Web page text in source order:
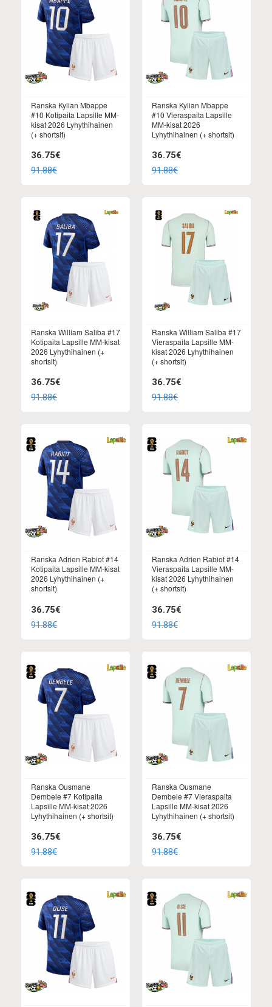
Ranska Kylian Mbappe
#10 Kotipaita Lapsille MM-
kisat 2026 Lyhythihainen
(+ shortsit)
36.75€
91.88€
Ranska Kylian Mbappe
#10 Vieraspaita Lapsille
MM-kisat 2026
Lyhythihainen (+ shortsit)
36.75€
91.88€
Ranska William Saliba #17
Kotipaita Lapsille MM-kisat
2026 Lyhythihainen (+
shortsit)
36.75€
91.88€
Ranska William Saliba #17
Vieraspaita Lapsille MM-
kisat 2026 Lyhythihainen
(+ shortsit)
36.75€
91.88€
Ranska Adrien Rabiot #14
Kotipaita Lapsille MM-kisat
2026 Lyhythihainen (+
shortsit)
36.75€
91.88€
Ranska Adrien Rabiot #14
Vieraspaita Lapsille MM-
kisat 2026 Lyhythihainen
(+ shortsit)
36.75€
91.88€
Ranska Ousmane
Dembele #7 Kotipaita
Lapsille MM-kisat 2026
Lyhythihainen (+ shortsit)
36.75€
91.88€
Ranska Ousmane
Dembele #7 Vieraspaita
Lapsille MM-kisat 2026
Lyhythihainen (+ shortsit)
36.75€
91.88€